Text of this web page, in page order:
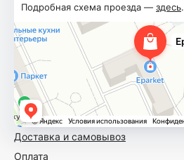
Доставка и самовывоз
Оплата
Подробная схема проезда — здесь.